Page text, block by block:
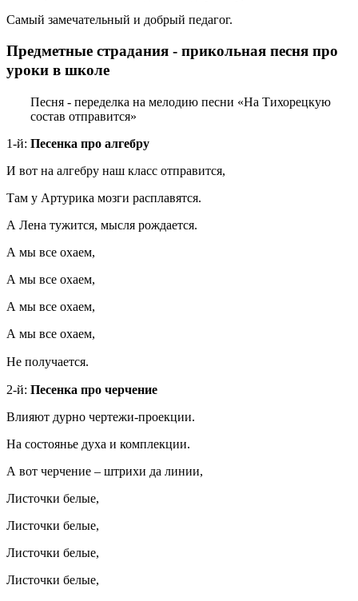
Самый замечательный и добрый педагог.
Предметные страдания - прикольная песня про
уроки в школе
Песня - переделка на мелодию песни «На Тихорецкую
состав отправится»
1-й: Песенка про алгебру
И вот на алгебру наш класс отправится,
Там у Артурика мозги расплавятся.
А Лена тужится, мысля рождается.
А мы все охаем,
А мы все охаем,
А мы все охаем,
А мы все охаем,
Не получается.
2-й: Песенка про черчение
Влияют дурно чертежи-проекции.
На состоянье духа и комплекции.
А вот черчение – штрихи да линии,
Листочки белые,
Листочки белые,
Листочки белые,
Листочки белые,